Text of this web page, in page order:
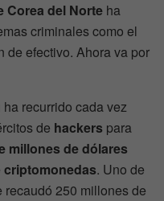
Corea del Norte ha
criminales como el
de efectivo. Ahora va por
recurrido cada vez
de hackers para
millones de dólares
criptomonedas. Uno de
250 millones de